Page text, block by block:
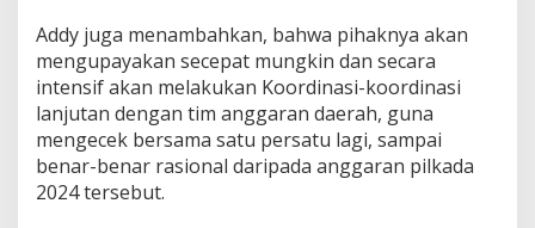
Addy juga menambahkan, bahwa pihaknya akan
mengupayakan secepat mungkin dan secara
intensif akan melakukan Koordinasi-koordinasi
lanjutan dengan tim anggaran daerah, guna
mengecek bersama satu persatu lagi, sampai
benar-benar rasional daripada anggaran pilkada
2024 tersebut.